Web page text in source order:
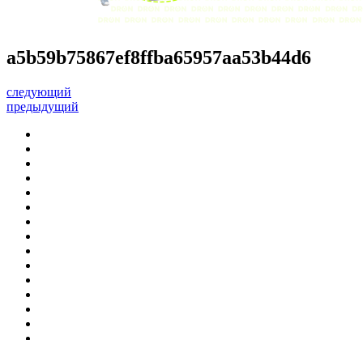
a5b59b75867ef8ffba65957aa53b44d6
следующий
предыдущий